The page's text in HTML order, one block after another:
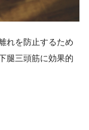
れを防止するため
腿三頭筋に効果的